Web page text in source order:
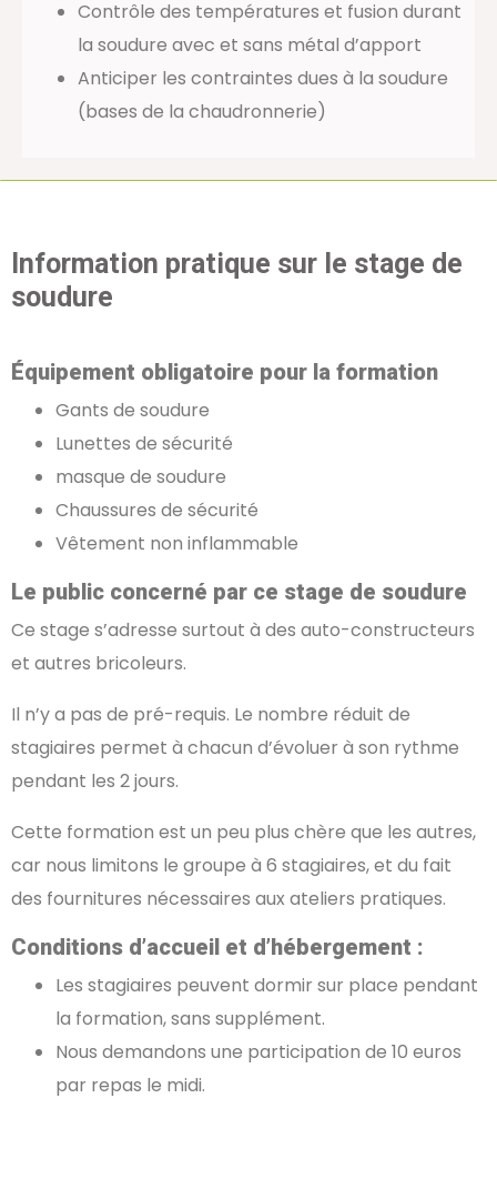
Contrôle des températures et fusion durant
la soudure avec et sans métal d’apport
Anticiper les contraintes dues à la soudure
(bases de la chaudronnerie)
Information pratique sur le stage de
soudure
Équipement obligatoire pour la formation
Gants de soudure
Lunettes de sécurité
masque de soudure
Chaussures de sécurité
Vêtement non inflammable
Le public concerné par ce stage de soudure
Ce stage s’adresse surtout à des auto-constructeurs
et autres bricoleurs.
Il n’y a pas de pré-requis. Le nombre réduit de
stagiaires permet à chacun d’évoluer à son rythme
pendant les 2 jours.
Cette formation est un peu plus chère que les autres,
car nous limitons le groupe à 6 stagiaires, et du fait
des fournitures nécessaires aux ateliers pratiques.
Conditions d’accueil et d’hébergement :
Les stagiaires peuvent dormir sur place pendant
la formation, sans supplément.
Nous demandons une participation de 10 euros
par repas le midi.